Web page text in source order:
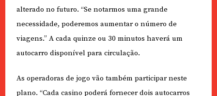
alterado no futuro. “Se notarmos uma grande
necessidade, poderemos aumentar o número de
viagens.” A cada quinze ou 30 minutos haverá um
autocarro disponível para circulação.
As operadoras de jogo vão também participar neste
plano. “Cada casino poderá fornecer dois autocarros